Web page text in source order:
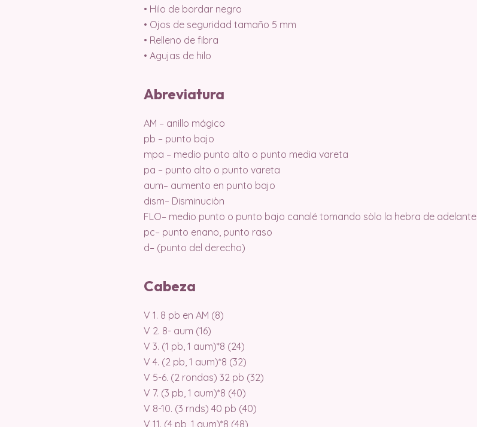
• Hilo de bordar negro
• Ojos de seguridad tamaño 5 mm
• Relleno de fibra
• Agujas de hilo
Abreviatura
AM – anillo mágico
pb – punto bajo
mpa – medio punto alto o punto media vareta
pa – punto alto o punto vareta
aum– aumento en punto bajo
dism– Disminuciòn
FLO– medio punto o punto bajo canalé tomando sòlo la hebra de adelante
pc– punto enano, punto raso
d– (punto del derecho)
Cabeza
V 1. 8 pb en AM (8)
V 2. 8- aum (16)
V 3. (1 pb, 1 aum)*8 (24)
V 4. (2 pb, 1 aum)*8 (32)
V 5-6. (2 rondas) 32 pb (32)
V 7. (3 pb, 1 aum)*8 (40)
V 8-10. (3 rnds) 40 pb (40)
V 11. (4 pb, 1 aum)*8 (48)